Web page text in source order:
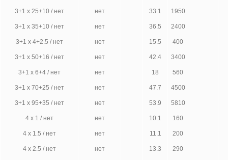
3+1 х 25+10 / нет нет 33.1 1950
3+1 х 35+10 / нет нет 36.5 2400
3+1 х 4+2.5 / нет нет 15.5 400
3+1 х 50+16 / нет нет 42.4 3400
3+1 х 6+4 / нет нет 18 560
3+1 х 70+25 / нет нет 47.7 4500
3+1 х 95+35 / нет нет 53.9 5810
4 х 1 / нет нет 10.1 160
4 х 1.5 / нет нет 11.1 200
4 х 2.5 / нет нет 13.3 290